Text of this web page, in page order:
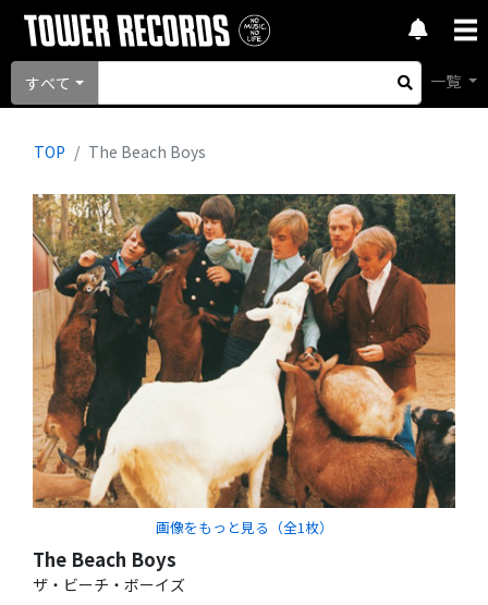
すべて 一覧
TOP The Beach Boys
画像をもっと見る（全1枚）
The Beach Boys
ザ・ビーチ・ボーイズ